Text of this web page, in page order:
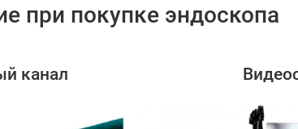
при покупке эндоскопа
канал